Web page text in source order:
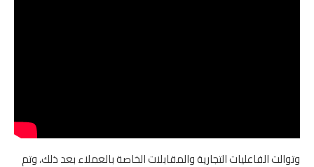
وتوالت الفاعليات التجارية والمقابلات الخاصة بالعملاء بعد ذلك، وتم